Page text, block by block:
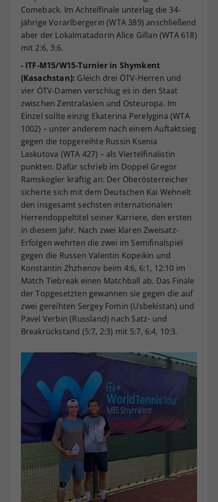
Comeback. Im Achtelfinale unterlag die 34-
jährige Vorarlbergerin (WTA 389) anschließend
aber der Lokalmatadorin Alice Gillan (WTA 618)
mit 2:6, 3:6.
- ITF-M15/W15-Turnier in Shymkent
(Kasachstan): Gleich drei ÖTV-Herren und
vier ÖTV-Damen verschlug es in den Staat
zwischen Zentralasien und Osteuropa. Im
Einzel sollte einzig Ekaterina Perelygina (WTA
1002) – unter anderem nach einem Auftaktsieg
gegen die topgereihte Russin Ksenia
Laskutova (WTA 427) – als Viertelfinalistin
punkten. Dafür schrieb im Doppel Gregor
Ramskogler kräftig an: Der Oberösterreicher
sicherte sich mit dem Deutschen Kai Wehnelt
den insgesamt sechsten internationalen
Herrendoppeltitel seiner Karriere, den ersten
in diesem Jahr. Nach zwei klaren Zweisatz-
Erfolgen wehrten die zwei im Semifinalspiel
gegen die Russen Valentin Kopeikin und
Konstantin Zhzhenov beim 4:6, 6:1, 12:10 im
Match Tiebreak einen Matchball ab. Das Finale
der Topgesetzten gewannen sie gegen die auf
zwei gereihten Sergey Fomin (Usbekistan) und
Pavel Verbin (Russland) nach Satz- und
Breakrückstand (5:7, 2:3) mit 5:7, 6:4, 10:3.